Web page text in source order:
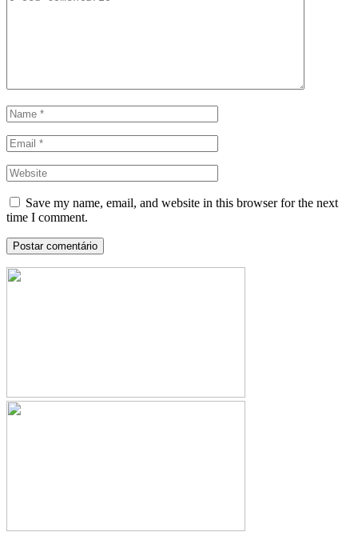
Save my name, email, and website in this browser for the next
time I comment.